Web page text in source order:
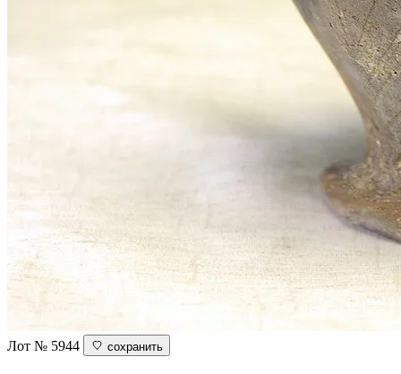
Лот № 5944 сохранить